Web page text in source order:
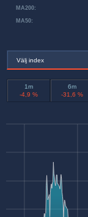
MA50:
MA200:
Välj index
1m
-4,9 %
6m
-31,6 %